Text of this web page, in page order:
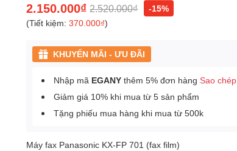
2.150.000₫ 2.520.000₫
-15%
(Tiết kiệm:370.000₫)
KHUYẾN MÃI - ƯU ĐÃI
Nhập mã EGANY thêm 5% đơn hàngSao chép
Giảm giá 10% khi mua từ 5 sản phẩm
Tặng phiếu mua hàng khi mua từ 500k
Máy fax Panasonic KX-FP 701 (fax film)